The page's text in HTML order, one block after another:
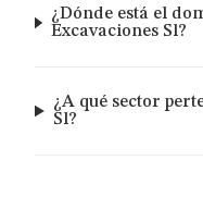
¿Dónde está el
Excavaciones Sl?
¿A qué sector
Sl?